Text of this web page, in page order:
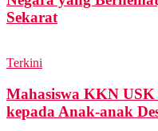
Sekarat
Terkini
Mahasiswa KKN
kepada Anak-anak